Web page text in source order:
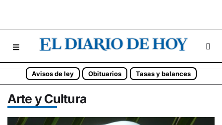
Avisos de ley Obituarios Tasas y balances
Arte y Cultura